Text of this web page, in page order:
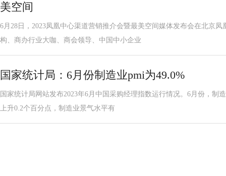
美空间
6月28日，2023凤凰中心渠道营销推介会暨最美空间媒体发布会在北京
构、商办行业大咖、商会领导、中国中小企业
国家统计局：6月份制造业pmi为49.0%
国家统计局网站发布2023年6月中国采购经理指数运行情况。6月份，制
上升0.2个百分点，制造业景气水平有